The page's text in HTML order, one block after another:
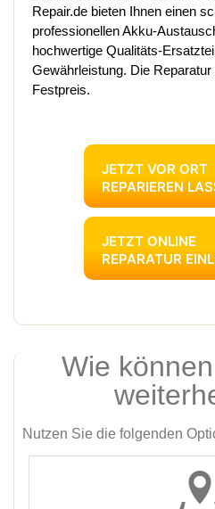
Repair.de bieten Ihnen einen
professionellen Akku-
hochwertige Qualitäts-
Gewährleistung. Die
Festpreis.
JETZT VOR ORT
REPARIEREN
JETZT ONLINE
REPARATUR
Wie
Nutzen Sie die folgenden